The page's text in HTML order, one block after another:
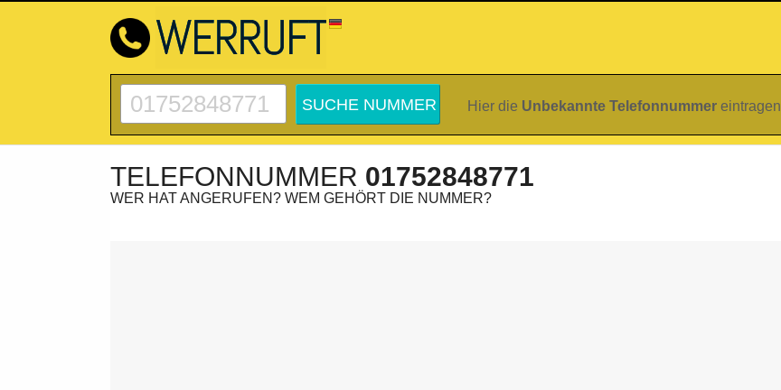
Hier die Unbekannte Telefonnummer eintragen
TELEFONNUMMER 01752848771
WER HAT ANGERUFEN? WEM GEHÖRT DIE NUMMER?